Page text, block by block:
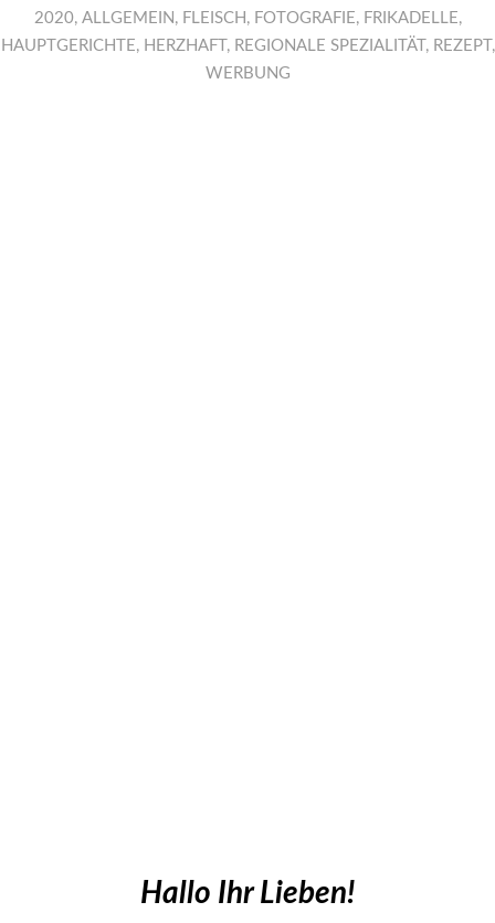
2020, ALLGEMEIN , FLEISCH , FOTOGRAFIE, FRIKADELLE,
HAUPTGERICHTE, HERZHAFT, REGIONALE SPEZIALITÄT, REZEPT,
WERBUNG
Hallo Ihr Lieben!